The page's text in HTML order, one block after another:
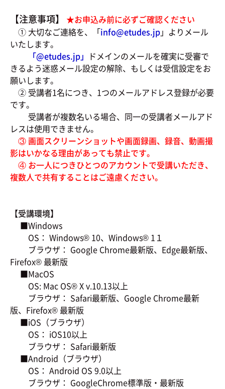
【注意事項】
★お申込み前に必ずご確認ください
① 大切なご連絡を、「info@etudes.jp」よりメール
いたします。
「@etudes.jp」 ドメインのメールを確実に受審で
きるよう迷惑メール設定の解除、もしくは受信設定をお
願いします。
② 受講者1名につき、1つのメールアドレス登録が必要
です。
受講者が複数名いる場合、同一の受講者メールアド
レスは使用できません。
③ 画面スクリーンショットや画面録画、録音、動画撮
影はいかなる理由があっても禁止です。
④ お一人につきひとつのアカウントで受講いただき、
複数人で共有することはご遠慮ください。
【受講環境】
■Windows
OS： Windows® 10、Windows® 1１
ブラウザ： Google Chrome最新版、Edge最新版、
Firefox® 最新版
■MacOS
OS: Mac OS® X v.10.13以上
ブラウザ： Safari最新版、Google Chrome最新
版、Firefox® 最新版
■iOS（ブラウザ）
OS： iOS10以上
ブラウザ： Safari最新版
■Android（ブラウザ）
OS： Android OS 9.0以上
ブラウザ： GoogleChrome標準版・最新版